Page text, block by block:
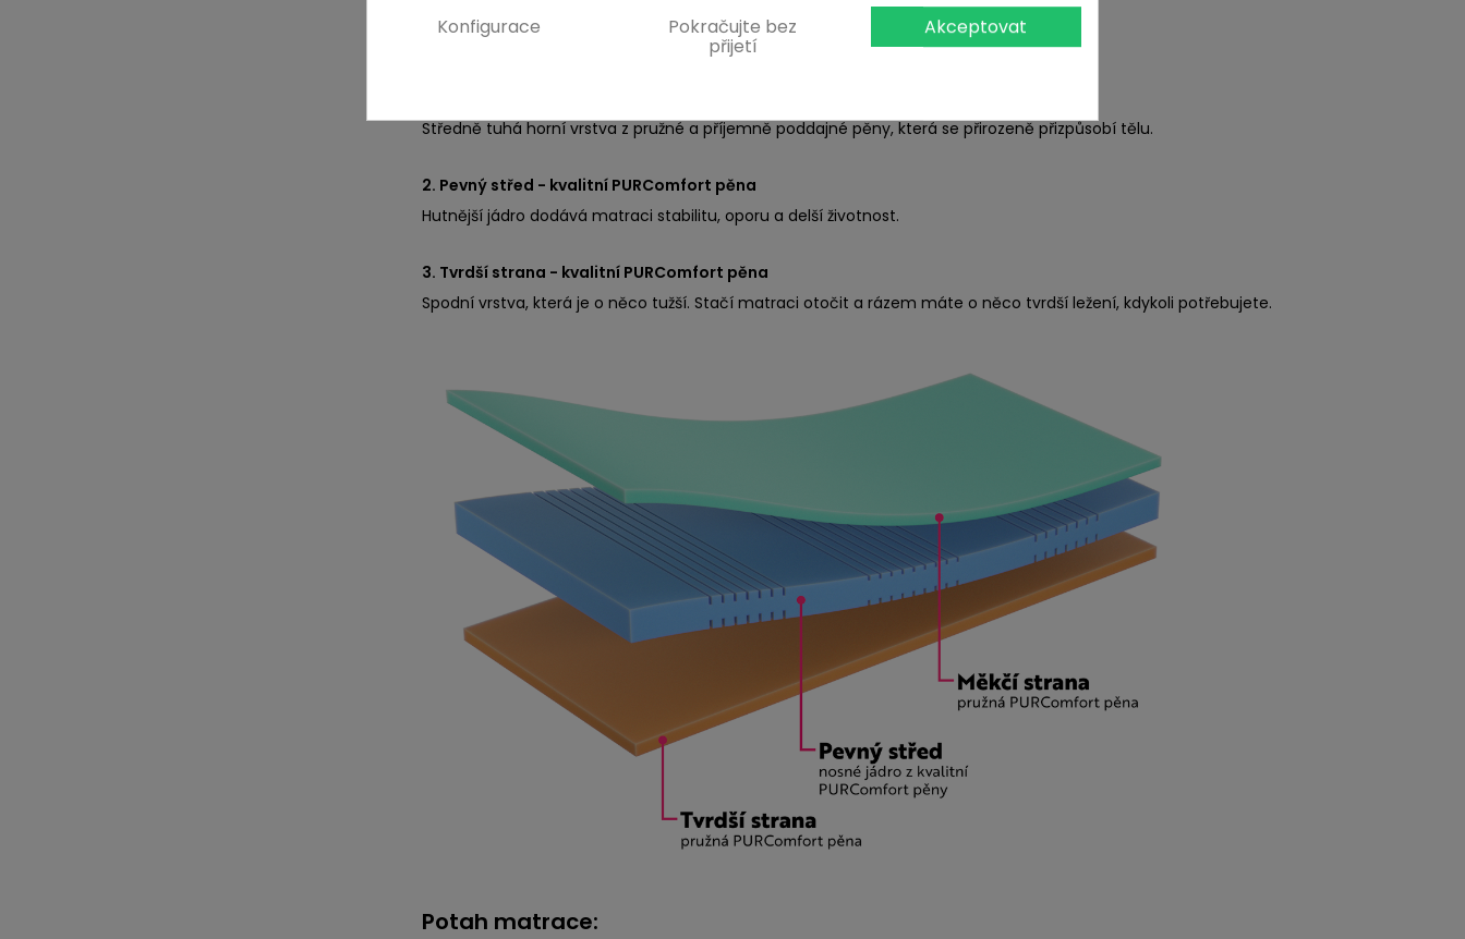
Složení a vrstvy matrace Ideal Hard
Středně tuhá horní vrstva z pružné a příjemně poddajné pěny, která se přirozeně přizpůsobí tělu.
2. Pevný střed - kvalitní PURComfort pěna
Hutnější jádro dodává matraci stabilitu, oporu a delší životnost.
3. Tvrdší strana - kvalitní PURComfort pěna
Spodní vrstva, která je o něco tužší. Stačí matraci otočit a rázem máte o něco tvrdší ležení, kdykoli potřebujete.
Potah matrace:
Akceptovat
Pokračujte bez
přijetí
Konfigurace